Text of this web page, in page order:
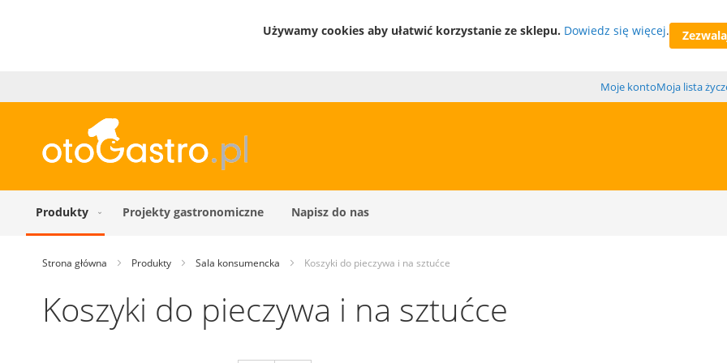
Używamy cookies aby ułatwić korzystanie ze sklepu. Dowiedz się więcej.
Moje kontoMoja lista
Produkty Projekty gastronomiczne Napisz do nas
Strona główna Produkty Sala konsumencka Koszyki do pieczywa i na sztućce
Koszyki do pieczywa i na sztućce